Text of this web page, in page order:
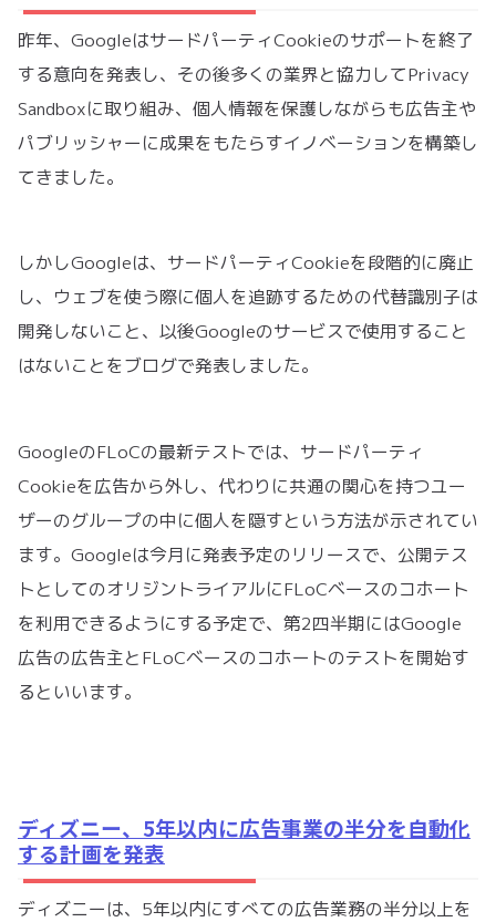
昨年、GoogleはサードパーティCookieのサポートを終了
する意向を発表し、その後多くの業界と協力してPrivacy
Sandboxに取り組み、個人情報を保護しながらも広告主や
パブリッシャーに成果をもたらすイノベーションを構築し
てきました。
しかしGoogleは、サードパーティCookieを段階的に廃止
し、ウェブを使う際に個人を追跡するための代替識別子は
開発しないこと、以後Googleのサービスで使用すること
はないことをブログで発表しました。
GoogleのFLoCの最新テストでは、サードパーティ
Cookieを広告から外し、代わりに共通の関心を持つユー
ザーのグループの中に個人を隠すという方法が示されてい
ます。Googleは今月に発表予定のリリースで、公開テス
トとしてのオリジントライアルにFLoCベースのコホート
を利用できるようにする予定で、第2四半期にはGoogle
広告の広告主とFLoCベースのコホートのテストを開始す
るといいます。
ディズニー、5年以内に広告事業の半分を自動化
する計画を発表
ディズニーは、5年以内にすべての広告業務の半分以上を